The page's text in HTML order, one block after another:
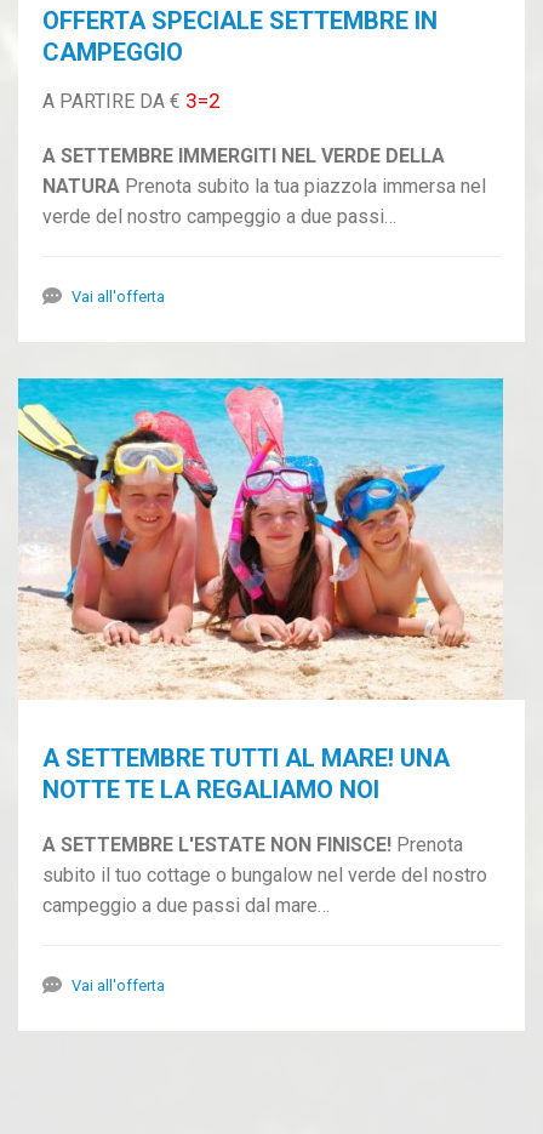
OFFERTA SPECIALE SETTEMBRE IN
CAMPEGGIO
A PARTIRE DA € 3=2
A SETTEMBRE IMMERGITI NEL VERDE DELLA
NATURA Prenota subito la tua piazzola immersa nel
verde del nostro campeggio a due passi…
Vai all'offerta
A SETTEMBRE TUTTI AL MARE! UNA
NOTTE TE LA REGALIAMO NOI
A SETTEMBRE L'ESTATE NON FINISCE! Prenota
subito il tuo cottage o bungalow nel verde del nostro
campeggio a due passi dal mare…
Vai all'offerta